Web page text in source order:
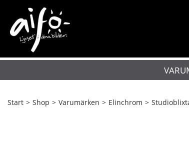
Start > Shop > Varumärken > Elinchrom >